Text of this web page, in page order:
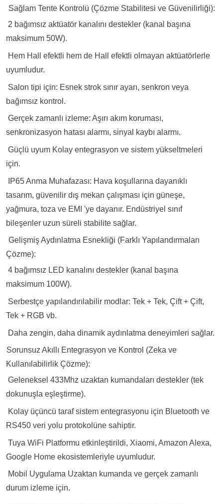
Sağlam Tente Kontrolü (Çözme Stabilitesi ve Güvenilirliği):
2 bağımsız aktüatör kanalını destekler (kanal başına
maksimum 50W).
Hem Hall efektli hem de Hall efektli olmayan aktüatörlerle
uyumludur.
Salon tipi için: Esnek strok sınır ayarı, senkron veya
bağımsız kontrol.
Gerçek zamanlı izleme: Aşırı akım koruması,
senkronizasyon hatası alarmı, sinyal kaybı alarmı.
Güçlü uyum Kolay entegrasyon ve sistem yükseltmeleri
için.
IP65 Anma Muhafazası: Hava koşullarına dayanıklı
tasarım, güvenilir dış mekan çalışması için güneşe,
yağmura, toza ve EMI 'ye dayanır. Endüstriyel sınıf
bileşenler uzun süreli stabilite sağlar.
Gelişmiş Aydınlatma Esnekliği (Farklı Yapılandırmaları
Çözme):
4 bağımsız LED kanalını destekler (kanal başına
maksimum 100W).
Serbestçe yapılandırılabilir modlar: Tek + Tek, Çift + Çift,
Tek + RGB vb.
Daha zengin, daha dinamik aydınlatma deneyimleri sağlar.
Sorunsuz Akıllı Entegrasyon ve Kontrol (Zeka ve
Kullanılabilirlik Çözme):
Geleneksel 433Mhz uzaktan kumandaları destekler (tek
dokunuşla eşleştirme).
Kolay üçüncü taraf sistem entegrasyonu için Bluetooth ve
RS450 veri yolu protokolüne sahiptir.
Tuya WiFi Platformu etkinleştirildi, Xiaomi, Amazon Alexa,
Google Home ekosistemleriyle uyumludur.
Mobil Uygulama Uzaktan kumanda ve gerçek zamanlı
durum izleme için.